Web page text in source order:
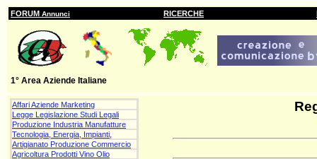
FORUM Annunci RICERCHE
1° Area Aziende Italiane
Affari Aziende Marketing
Legge Legislazione Studi Legali
Produzione Industria Manufatture
Tecnologia, Energia, Impianti,
Artigianato Produzione Commercio
Agricoltura Prodotti Vino Olio